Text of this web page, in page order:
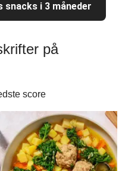
snacks i 3 måneder
på
score